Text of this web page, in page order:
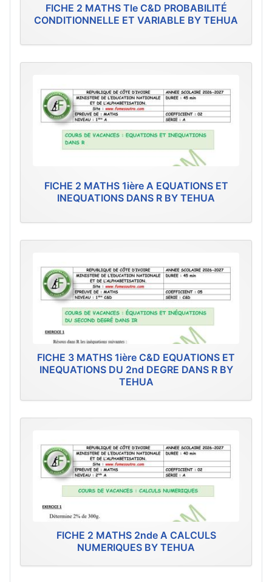
FICHE 2 MATHS Tle C&D PROBABILITÉ
CONDITIONNELLE ET VARIABLE BY TEHUA
FICHE 2 MATHS 1ière A EQUATIONS ET
INEQUATIONS DANS R BY TEHUA
FICHE 3 MATHS 1ière C&D EQUATIONS ET
INEQUATIONS DU 2nd DEGRE DANS R BY
TEHUA
FICHE 2 MATHS 2nde A CALCULS
NUMERIQUES BY TEHUA